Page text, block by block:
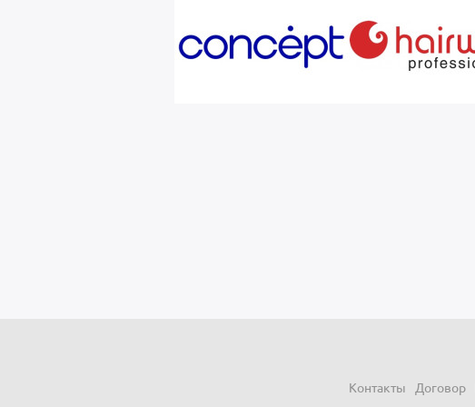
Контакты Договор